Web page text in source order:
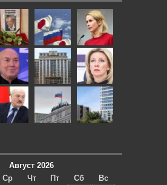
Август 2026
Ср Чт Пт Сб
Вс